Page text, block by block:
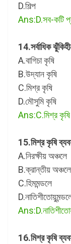
D.শিল্প
Ans:D.সব-কটি
14.সর্বাধিক
A.বাগিচা কৃষি
B.উদ্যান কৃষি
C.মিশ্র কৃষি
D.মৌসুমি কৃষি
Ans:C.মিশ্র কৃষি
15.মিশ্র কৃষি
A.নিরক্ষীয় অঞ্চলে
B.ক্রান্তীয় অঞ্চলে
C.হিমমন্ডলে
16.মিশ্র কৃষি